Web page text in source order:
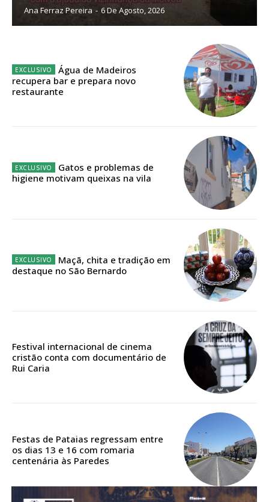
32€
Edição em papel entregue à Quinta-feira em sua
Acesso aos conteúdos Exclusivos para
Ofertas para assinatura anual
ASSINATURA
12 meses
Ofertas para assinatura anual
Ana Ferraz Pereira - 6 De Agosto, 2026
Água de Madeiros
recupera bar e prepara novo
restaurante
Gatos e problemas de
higiene motivam queixas na vila
Maçã, chita e tradição em
destaque no São Bernardo
Festival internacional de cinema
cristão conta com documentário de
Rui Caria
Festas de Pataias regressam entre
os dias 13 e 16 com romaria
centenária às Paredes